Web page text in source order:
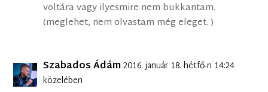
voltára vagy ilyesmire nem bukkantam.
(meglehet, nem olvastam még eleget. )
Szabados Ádám2016. január 18. hétfő-n 14:24
közelében